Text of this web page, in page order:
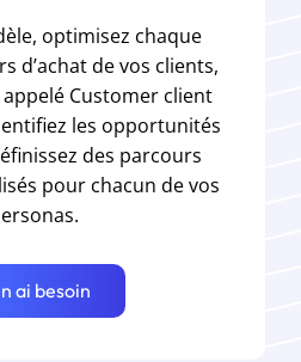
optimisez chaque
d’achat de vos clients,
Customer client
les opportunités
des parcours
pour chacun de vos
ai besoin